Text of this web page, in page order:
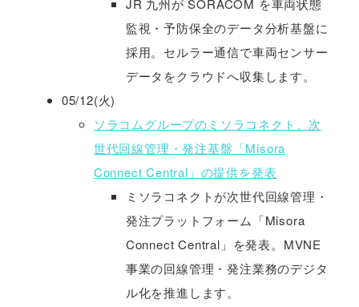
JR 九州が SORACOM を車両状態
監視・予防保全のデータ分析基盤に
採用。セルラー通信で車両センサー
データをクラウドへ収集します。
05/12(火)
ソラコムグループのミソラコネクト、次
世代回線管理・発注基盤「Misora
Connect Central」の提供を発表
ミソラコネクトが次世代回線管理・
発注プラットフォーム「Misora
Connect Central」を発表。MVNE
事業の回線管理・発注業務のデジタ
ル化を推進します。